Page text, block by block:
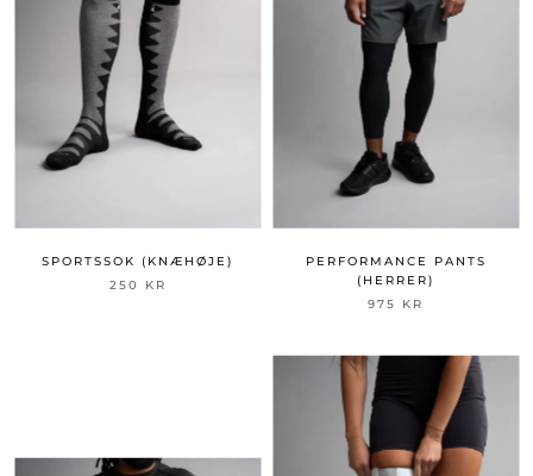
SPORTSSOK (KNÆHØJE)
250 KR
PERFORMANCE PANTS
(HERRER)
975 KR